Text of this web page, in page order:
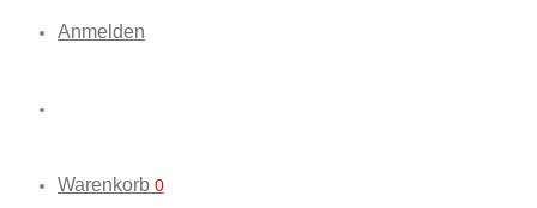
Anmelden
Warenkorb 0